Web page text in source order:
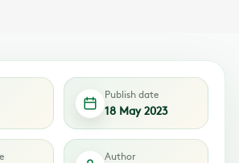
Publish date
18 May 2023
Author